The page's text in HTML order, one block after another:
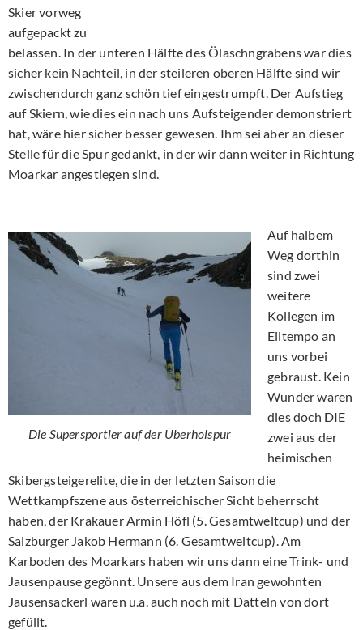
Skier vorweg
aufgepackt zu
belassen. In der unteren Hälfte des Ölaschngrabens war dies
sicher kein Nachteil, in der steileren oberen Hälfte sind wir
zwischendurch ganz schön tief eingestrumpft. Der Aufstieg
auf Skiern, wie dies ein nach uns Aufsteigender demonstriert
hat, wäre hier sicher besser gewesen. Ihm sei aber an dieser
Stelle für die Spur gedankt, in der wir dann weiter in Richtung
Moarkar angestiegen sind.
Die Supersportler auf der Überholspur
Auf halbem
Weg dorthin
sind zwei
weitere
Kollegen im
Eiltempo an
uns vorbei
gebraust. Kein
Wunder waren
dies doch DIE
zwei aus der
heimischen
Skibergsteigerelite, die in der letzten Saison die
Wettkampfszene aus österreichischer Sicht beherrscht
haben, der Krakauer Armin Höfl (5. Gesamtweltcup) und der
Salzburger Jakob Hermann (6. Gesamtweltcup). Am
Karboden des Moarkars haben wir uns dann eine Trink- und
Jausenpause gegönnt. Unsere aus dem Iran gewohnten
Jausensackerl waren u.a. auch noch mit Datteln von dort
gefüllt.